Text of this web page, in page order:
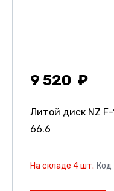
9 520
Литой диск NZ F-
66.6
На складе 4 шт. Код